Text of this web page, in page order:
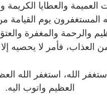
العميمة والعطايا الكريمة
المستغفرون يوم القيامة
والرحمة والمغفرة
العذاب، فأمر لا يحصيه إلا
الله، استغفر الله
العظيم واتوب اليه.